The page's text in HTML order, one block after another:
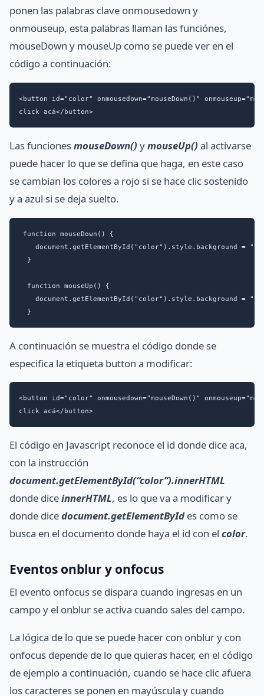
ponen las palabras clave onmousedown y
onmouseup, esta palabras llaman las funciónes,
mouseDown y mouseUp como se puede ver en el
código a continuación:
<button id="color" onmousedown="mouseDown()"
click acá</button>
Las funcionesmouseDown() ymouseUp() al activarse
puede hacer lo que se defina que haga, en este caso
se cambian los colores a rojo si se hace clic sostenido
y a azul si se deja suelto.
function mouseDown() {
document.getElementById("color").style.background =
  }
  function mouseUp() {
document.getElementById("color").style.background =
  }
A continuación se muestra el código donde se
especifica la etiqueta button a modificar:
<button id="color" onmousedown="mouseDown()"
click acá</button>
El código en Javascript reconoce el id donde dice aca,
con la instrucción
document.getElementById(“color”).innerHTML
donde diceinnerHTML, es lo que va a modificar y
donde dicedocument.getElementByIdes como se
busca en el documento donde haya el id con el color.
Eventos onblur y onfocus
El evento onfocus se dispara cuando ingresas en un
campo y el onblur se activa cuando sales del campo.
La lógica de lo que se puede hacer con onblur y con
onfocus depende de lo que quieras hacer, en el código
de ejemplo a continuación, cuando se hace clic afuera
los caracteres se ponen en mayúscula y cuando